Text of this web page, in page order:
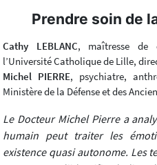
Prendre soin de
Cathy LEBLANC, maîtresse de
l’Université Catholique de Lille,
Michel PIERRE, psychiatre,
Ministère de la Défense et des
Le Docteur Michel Pierre a
humain peut traiter les
existence quasi autonome. Les